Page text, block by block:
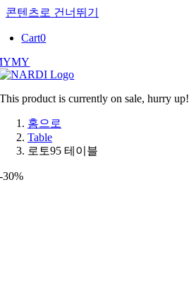
콘텐츠로 건너뛰기
Cart0
MY
This product is currently on sale, hurry up!
홈으로
Table
로토95 테이블
-30%